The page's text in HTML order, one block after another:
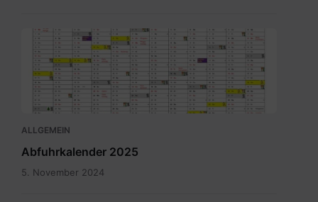
Abfuhrkalender
2025.pdf
ALLGEMEIN
Abfuhrkalender 2025
5. November 2024